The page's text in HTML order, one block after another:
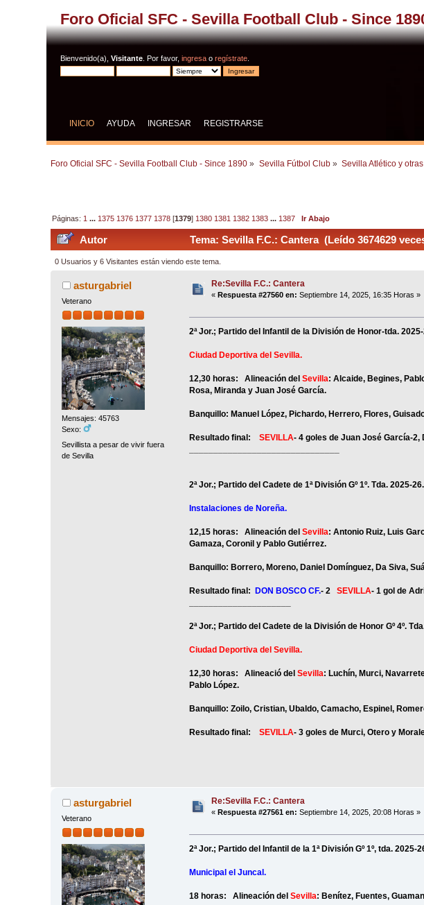
Foro Oficial SFC - Sevilla Football Club - Since
Bienvenido(a),Visitante . Por favor,ingresa oregístrate
INICIO AYUDA INGRESAR REGISTRARSE
Foro Oficial SFC - Sevilla Football Club - Since 1890 » Sevilla Fútbol Club» Sevilla Atlético y
Páginas: 1 ... 1375 1376 1377 1378 [1379] 1380 1381 1382 1383 ... 1387 Ir Abajo
Autor Tema: Sevilla F.C.: Cantera (Leído 3674629
0 Usuarios y 6 Visitantes están viendo este tema.
asturgabriel
Veterano
Mensajes: 45763
Sexo:
Sevillista a pesar de vivir fuera
de Sevilla
Re:Sevilla F.C.: Cantera
«Respuesta #27560 en: Septiembre 14, 2025, 16:35 Horas »
2ª Jor.; Partido del Infantil de la División de Honor-tda.
Ciudad Deportiva del Sevilla.
12,30 horas: Alineación del Sevilla: Alcaide, Begines,
Rosa, Miranda y Juan José García.
Banquillo: Manuel López, Pichardo, Herrero, Flores,
Resultado final: SEVILLA- 4 goles de Juan José García-
2ª Jor.; Partido del Cadete de 1ª División Gº 1º. Tda. 2025-
Instalaciones de Noreña.
12,15 horas: Alineación del Sevilla: Antonio Ruiz, Luis
Gamaza, Coronil y Pablo Gutiérrez.
Banquillo: Borrero, Moreno, Daniel Domínguez, Da Siva,
Resultado final: DON BOSCO CF.- 2 SEVILLA- 1 gol de
2ª Jor.; Partido del Cadete de la División de Honor Gº 4º.
Ciudad Deportiva del Sevilla.
12,30 horas: Alineació del Sevilla: Luchín, Murci,
Pablo López.
Banquillo: Zoilo, Cristian, Ubaldo, Camacho, Espinel,
Resultado final: SEVILLA- 3 goles de Murci, Otero y
asturgabriel
Veterano
Re:Sevilla F.C.: Cantera
«Respuesta #27561 en: Septiembre 14, 2025, 20:08 Horas »
2ª Jor.; Partido del Infantil de la 1ª División Gº 1º, tda. 2025-
Municipal el Juncal.
18 horas: Alineación del Sevilla: Benítez, Fuentes,